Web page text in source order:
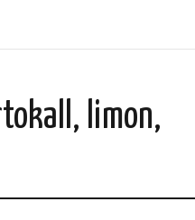
limon,